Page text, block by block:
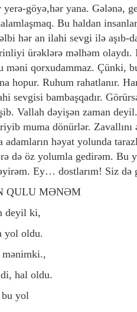
yerə-göyə,hər yana. Gələnə,
Bu haldan
hər an ilahi sevgi ilə aşıb-
ürəklərə məlhəm olaydı.
məni qorxudammaz. Çünki,
hopur. Ruhum rahatlanır.
sevgisi bambaşqadır.
Vallah dəyişən zaman
muma dönürlər.
adamların həyat yolunda
də öz yolumla gedirəm. Bu
Ey… dostlarım! Siz də
QULU MƏNƏM
deyil ki,
yol oldu.
hal oldu.
yol